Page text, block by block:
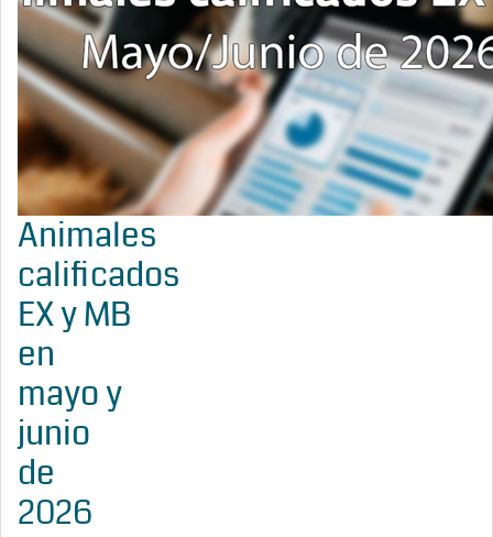
Animales
calificados
EX y MB
en
mayo y
junio
de
2026